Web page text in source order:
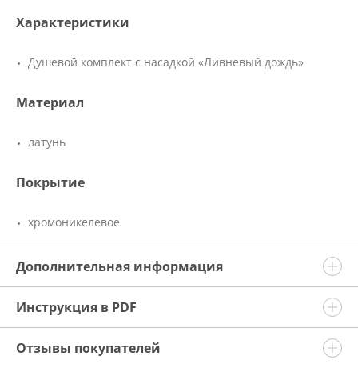
Характеристики
Душевой комплект с насадкой «Ливневый дождь»
Материал
латунь
Покрытие
хромоникелевое
Дополнительная информация
Инструкция в PDF
Отзывы покупателей